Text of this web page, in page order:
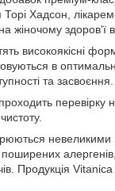
Хадсон,
жіночому здоров'ї
високоякісні
в
та засвоєння.
перевірку
невеликими
поширених
Продукція